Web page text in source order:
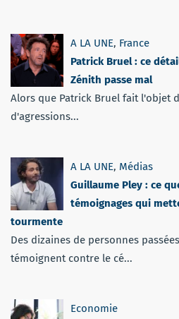
A LA UNE, France
Patrick Bruel : ce
Zénith passe mal
Alors que Patrick Bruel fait l'objet
d'agressions...
A LA UNE, Médias
Guillaume Pley : ce
témoignages qui
tourmente
Des dizaines de personnes
témoignent contre le cé...
Economie